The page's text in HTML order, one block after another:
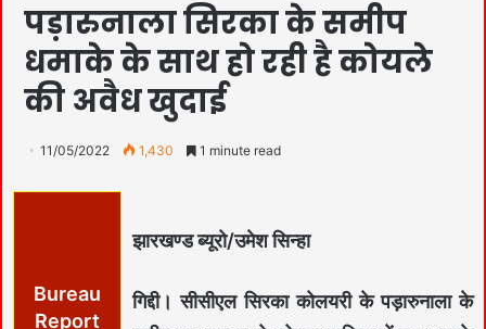
पड़ारुनाला सिरका के समीप
धमाके के साथ हो रही है कोयले
की अवैध खुदाई
11/05/2022 1,430 1 minute read
Bureau
Report
झारखण्ड ब्यूरो/उमेश सिन्हा
गिद्दी। सीसीएल सिरका कोलयरी के पड़ारुनाला के